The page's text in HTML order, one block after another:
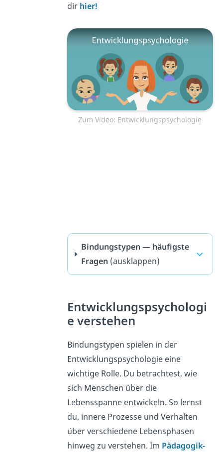
dir hier!
Zum Video: Entwicklungspsychologie
Bindungstypen — häufigste
Fragen (ausklappen)
Entwicklungspsychologi
e verstehen
Bindungstypen spielen in der
Entwicklungspsychologie eine
wichtige Rolle. Du betrachtest, wie
sich Menschen über die
Lebensspanne entwickeln. So lernst
du, innere Prozesse und Verhalten
über verschiedene Lebensphasen
hinweg zu verstehen. Im Pädagogik-